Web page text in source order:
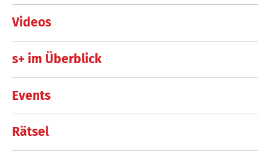
Videos
s+ im Überblick
Events
Rätsel